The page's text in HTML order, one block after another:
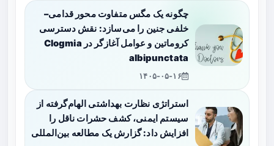
چگونه یک مگس متفاوت محور قدامی–
خلفی جنین را می‌سازد: نقش دسترسی
کروماتین و عوامل آغازگر در Clogmia
albipunctata
۱۴۰۵-۰۵-۱۶
استراتژی نظارت بهداشتی الهام‌گرفته از
سیستم ایمنی، کشف حشرات ناقل را
افزایش داد: گزارش یک مطالعه بین‌المللی